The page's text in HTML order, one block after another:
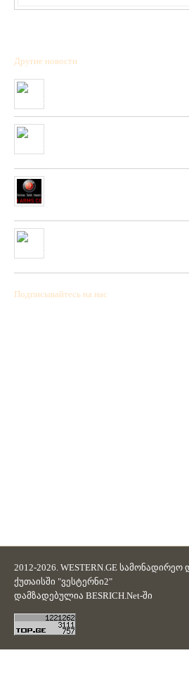
Другие новости
Подписывайтесь на нас
2012-2026. WESTERN.GE
ქუთაისში "ვესტერნი2"
დამზადებულია BESRICH.Net-ში